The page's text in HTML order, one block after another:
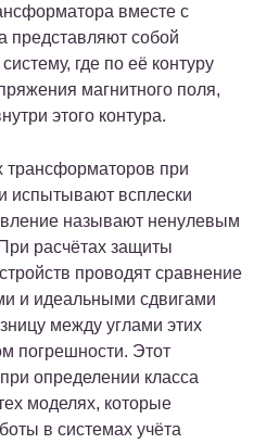
вместе с
представляют собой
где по её контуру
магнитного поля,
этого контура.
при
испытывают всплески
называют ненулевым
расчётах защиты
проводят сравнение
и идеальными сдвигами
между углами этих
погрешности. Этот
определении класса
моделях, которые
в системах учёта